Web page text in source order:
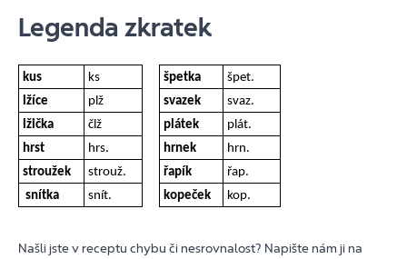
Legenda zkratek
kus ks špetka
špet.
lžíce
plž svazek
svaz.
lžička
člž plátek
plát.
hrst
hrs. hrnek
hrn.
stroužek
strouž. řapík
řap.
snítka
snít. kopeček kop.
Našli jste v receptu chybu či nesrovnalost? Napište nám ji na